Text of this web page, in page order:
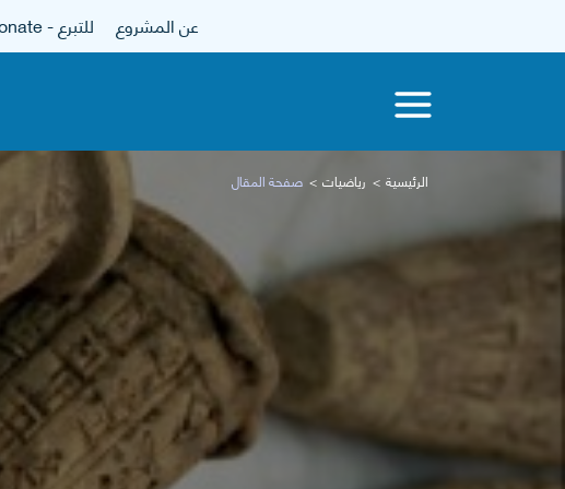
عن المشروع للتبرع - donate
الرئيسية رياضيات صفحة المقال